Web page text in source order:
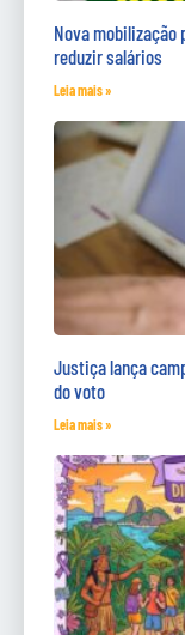
Nova mobilização
reduzir salários
Leia mais »
Justiça lança
do voto
Leia mais »